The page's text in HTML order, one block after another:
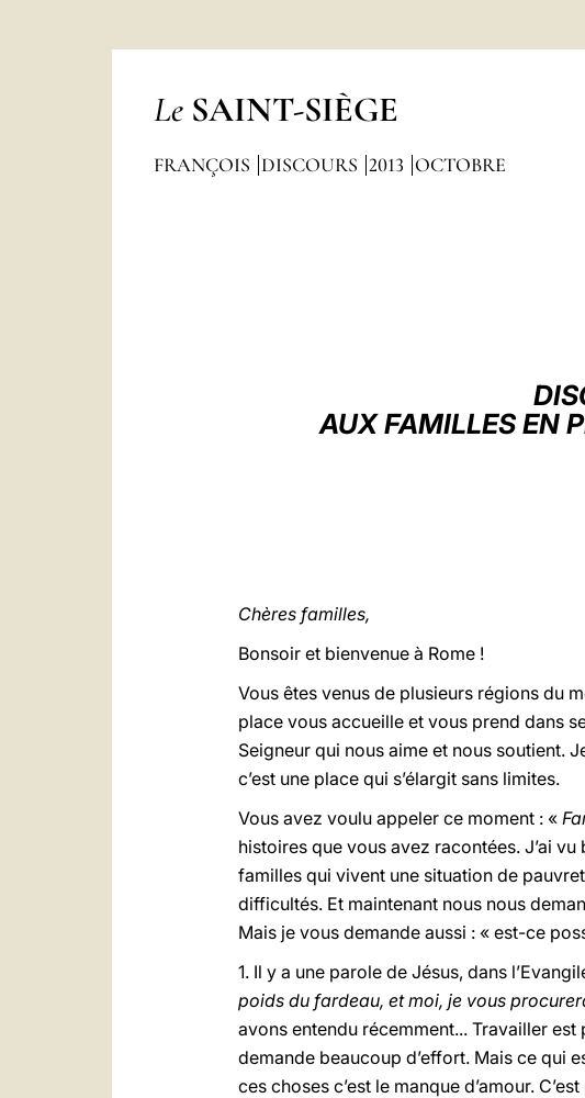
Le SAINT-SIÈGE
FRANÇOIS DISCOURS 2013 OCTOBRE
AUX FAMILLES EN
Chères familles,
Bonsoir et bienvenue à Rome !
Vous êtes venus de plusieurs régions du
place vous accueille et vous prend dans
Seigneur qui nous aime et nous soutient.
c’est une place qui s’élargit sans limites.
Vous avez voulu appeler ce moment : «
histoires que vous avez racontées. J’ai
familles qui vivent une situation de
difficultés. Et maintenant nous nous
Mais je vous demande aussi : « est-ce
1. Il y a une parole de Jésus, dans
poids du fardeau, et moi, je vous
avons entendu récemment... Travailler
demande beaucoup d’effort. Mais ce qui
ces choses c’est le manque d’amour.